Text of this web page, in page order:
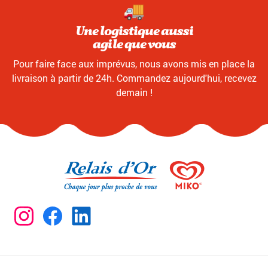
Une logistique aussi
agile que vous
Pour faire face aux imprévus, nous avons mis en place la
livraison à partir de 24h. Commandez aujourd'hui, recevez
demain !